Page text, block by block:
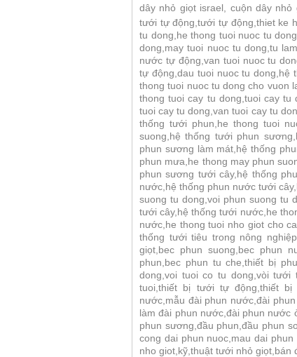
dây nhỏ giọt israel, cuộn dây
tưới tự động,tưới tự động,thiet ke
tu dong,he thong tuoi nuoc tu
dong,may tuoi nuoc tu dong,tu
nước tự động,van tuoi nuoc tu
tự động,dau tuoi nuoc tu dong,hệ
thong tuoi nuoc tu dong cho vuon
thong tuoi cay tu dong,tuoi cay tu
tuoi cay tu dong,van tuoi cay tu
thống tưới phun,he thong tuoi
suong,hệ thống tưới phun
phun sương làm mát,hệ thống
phun mưa,he thong may phun
phun sương tưới cây,hệ thống
nước,hệ thống phun nước tưới
suong tu dong,voi phun suong tu
tưới cây,hệ thống tưới nước,he
nước,he thong tuoi nho giot cho
thống tưới tiêu trong nông
giọt,bec phun suong,bec phun
phun,bec phun tu che,thiết bị
dong,voi tuoi co tu dong,vòi
tuoi,thiết bị tưới tự động,thiết
nước,mẫu đài phun nước,đài
làm đài phun nước,đài phun nước
phun sương,đầu phun,đầu phun
cong dai phun nuoc,mau dai
nho giot,kỹ,thuật tưới nhỏ giọt,bán